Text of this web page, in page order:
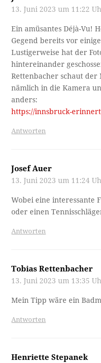
13. Juni 2023 um 11:22
Ein amüsantes Déjà-Vu!
Gegend bereits vor
Lustigerweise hat der
hintereinander
Rettenbacher schaut der
nämlich in die Kamera
anders:
https://innsbruck-
Antworten
Josef Auer
13. Juni 2023 um 11:24
Wobei eine interessante
oder einen
Antworten
Tobias Rettenbacher
13. Juni 2023 um 13:35
Mein Tipp wäre ein
Antworten
Henriette Stepanek